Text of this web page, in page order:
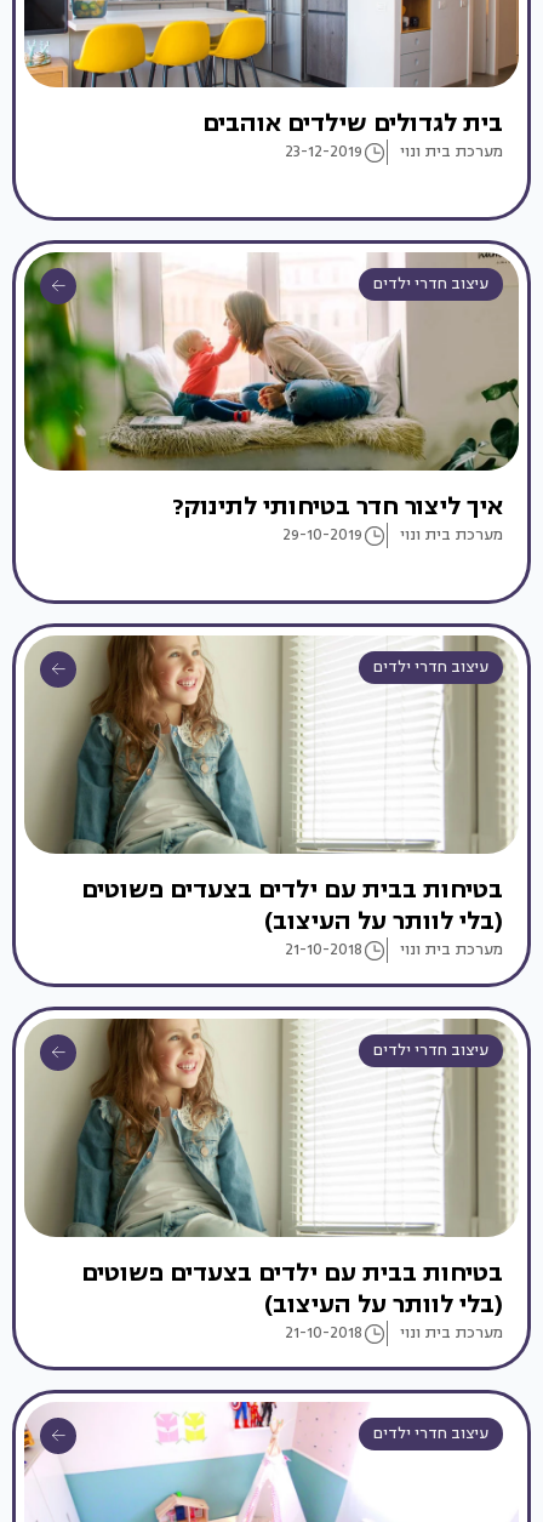
בית לגדולים שילדים אוהבים
מערכת בית ונוי 23-12-2019
עיצוב חדרי ילדים
איך ליצור חדר בטיחותי לתינוק?
מערכת בית ונוי 29-10-2019
עיצוב חדרי ילדים
בטיחות בבית עם ילדים בצעדים פשוטים
(בלי לוותר על העיצוב)
מערכת בית ונוי 21-10-2018
עיצוב חדרי ילדים
בטיחות בבית עם ילדים בצעדים פשוטים
(בלי לוותר על העיצוב)
מערכת בית ונוי 21-10-2018
עיצוב חדרי ילדים